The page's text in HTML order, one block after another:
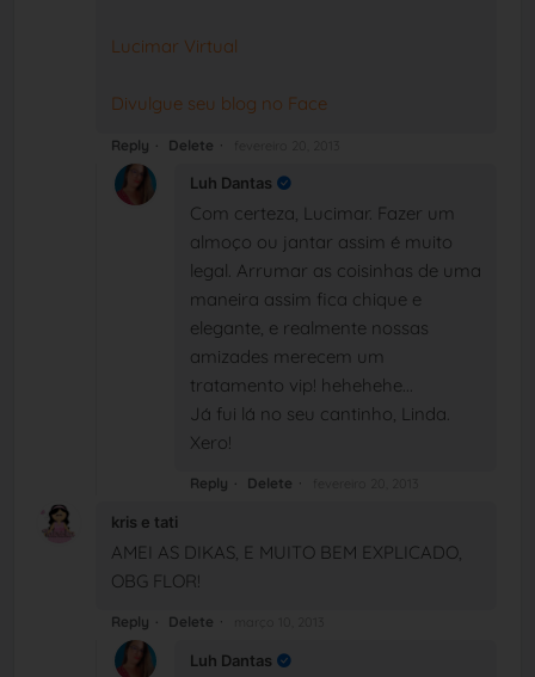
Lucimar Virtual
Divulgue seu blog no Face
Reply Delete
Luh Dantas
Com certeza, Lucimar. Fazer um
almoço ou jantar assim é muito
legal. Arrumar as coisinhas de uma
maneira assim fica chique e
elegante, e realmente nossas
amizades merecem um
tratamento vip! hehehehe...
Já fui lá no seu cantinho, Linda.
Xero!
Reply Delete
kris e tati
AMEI AS DIKAS, E MUITO BEM EXPLICADO,
OBG FLOR!
Reply Delete
Luh Dantas